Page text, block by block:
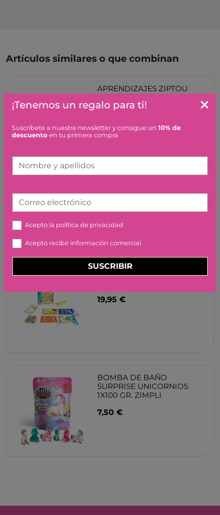
Artículos similares o que combinan
APRENDIZAJES ZIPTOU
ALFOMBRA PLEGABLE
JUEGO CATCH THE BUG
19,95 €
BOMBA DE BAÑO
SURPRISE UNICORNIOS
1X100 GR. ZIMPLI
7,50 €
¡Tenemos un regalo para ti!
Suscríbete a nuestra newsletter y consigue un 10% de
descuento en tu primera compra
Nombre y apellidos
Correo electrónico
Acepto la política de privacidad
Acepto recibir información comercial
SUSCRIBIR